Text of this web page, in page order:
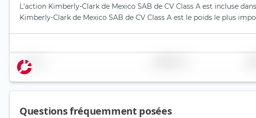
L'action Kimberly-Clark de Mexico SAB de CV Class A est incluse
Kimberly-Clark de Mexico SAB de CV Class A est le poids le plus
Nom
Questions fréquemment posées